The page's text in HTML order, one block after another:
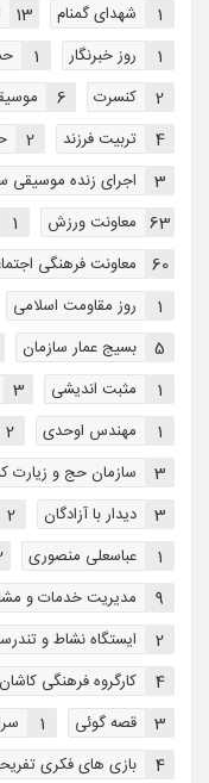
شهدای گمنام 1
13
روز خبرنگار 1
1
کنسرت 2
6
تربیت فرزند 4
2
اجرای زنده موسیقی 3
معاونت ورزش 63
1
معاونت فرهنگی 60
روز مقاومت اسلامی 1
بسیج عمار سازمان 5
مثبت اندیشی 1
3
مهندس اوحدی 1
2
سازمان حج و زیارت 3
دیدار با آزادگان 3
2
عباسعلی منصوری 1
مدیریت خدمات و 9
ایستگاه نشاط و 2
کارگروه فرهنگی کاشان 4
قصه گوئی 3
1
بازی های فکری 4